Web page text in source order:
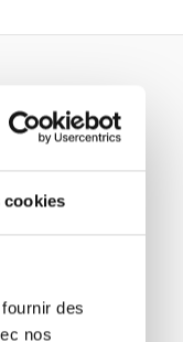
cookies
des
nos